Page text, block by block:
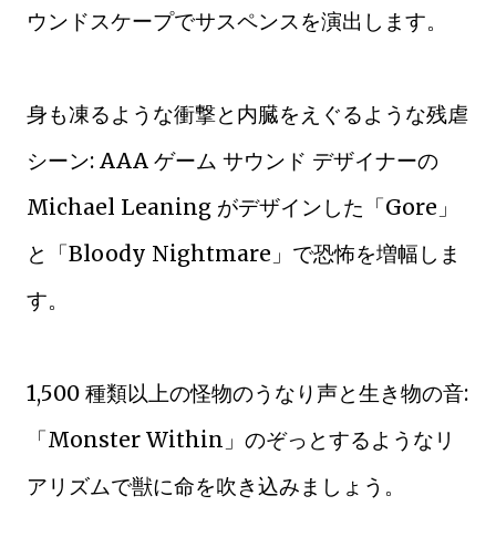
ウンドスケープでサスペンスを演出します。
身も凍るような衝撃と内臓をえぐるような残虐
シーン: AAA ゲーム サウンド デザイナーの
Michael Leaning がデザインした「Gore」
と「Bloody Nightmare」で恐怖を増幅しま
す。
1,500 種類以上の怪物のうなり声と生き物の音:
「Monster Within」のぞっとするようなリ
アリズムで獣に命を吹き込みましょう。